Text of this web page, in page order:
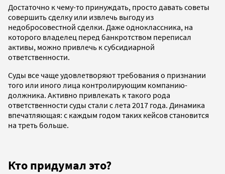
Достаточно к чему-то принуждать, просто давать советы
совершить сделку или извлечь выгоду из
недобросовестной сделки. Даже одноклассника, на
которого владелец перед банкротством переписал
активы, можно привлечь к субсидиарной
ответственности.
Суды все чаще удовлетворяют требования о признании
того или иного лица контролирующим компанию-
должника. Активно привлекать к такого рода
ответственности суды стали с лета 2017 года. Динамика
впечатляющая: с каждым годом таких кейсов становится
на треть больше.
Кто придумал это?